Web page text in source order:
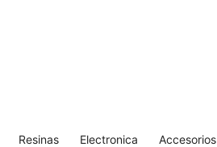
Resinas Electronica Accesorios